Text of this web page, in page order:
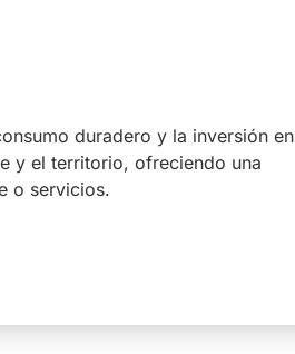
duradero y la inversión en
y el territorio, ofreciendo una
o servicios.